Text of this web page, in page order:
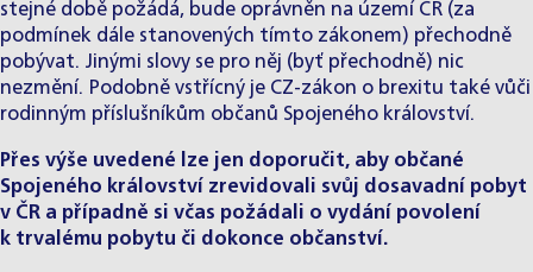
stejné době požádá, bude oprávněn na území ČR (za
podmínek dále stanovených tímto zákonem) přechodně
pobývat. Jinými slovy se pro něj (byť přechodně) nic
nezmění. Podobně vstřícný je CZ-zákon o brexitu také vůči
rodinným příslušníkům občanů Spojeného království.
Přes výše uvedené lze jen doporučit, aby občané
Spojeného království zrevidovali svůj dosavadní pobyt
v ČR a případně si včas požádali o vydání povolení
k trvalému pobytu či dokonce občanství.